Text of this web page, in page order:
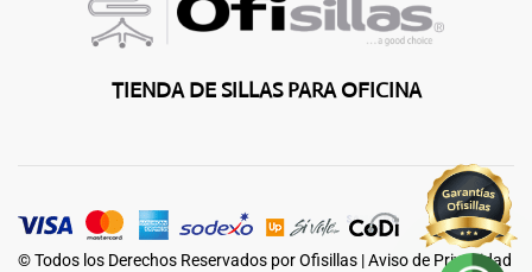
TIENDA DE SILLAS PARA OFICINA
© Todos los Derechos Reservados por Ofisillas |Aviso de Privacidad